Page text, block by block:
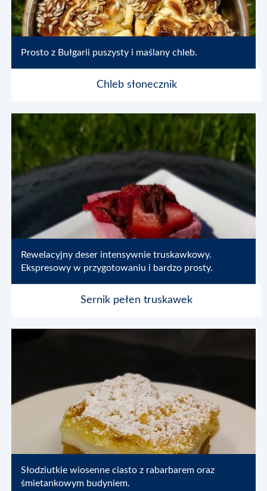
Urządzenia
Wypożyczenie
Książka kucharska
Prosto z Bułgarii puszysty i maślany chleb.
Chleb słonecznik
Rewelacyjny deser intensywnie truskawkowy.
Ekspresowy w przygotowaniu i bardzo prosty.
Sernik pełen truskawek
Słodziutkie wiosenne ciasto z rabarbarem oraz
śmietankowym budyniem.